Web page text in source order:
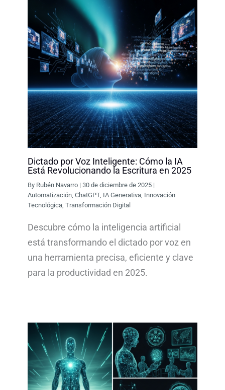
Dictado por Voz Inteligente: Cómo la IA
Está Revolucionando la Escritura en 2025
By Rubén Navarro |30 de diciembre de 2025 |
Automatización,ChatGPT, IA Generativa, Innovación
Tecnológica,Transformación Digital
Descubre cómo la inteligencia artificial
está transformando el dictado por voz en
una herramienta precisa, eficiente y clave
para la productividad en 2025.